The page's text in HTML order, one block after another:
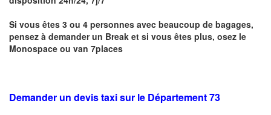
Si vous êtes 3 ou 4 personnes avec beaucoup de bagages,
pensez à demander un Break et si vous êtes plus, osez le
Monospace ou van 7places
Demander un devis taxi sur le Département 73